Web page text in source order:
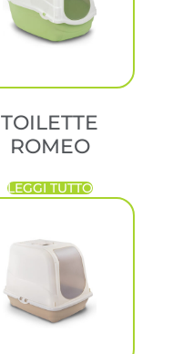
TOILETTE
ROMEO
LEGGI TUTTO